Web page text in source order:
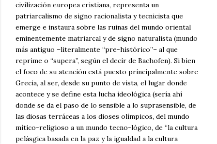
civilización europea cristiana, representa un
patriarcalismo de signo racionalista y tecnicista que
emerge e instaura sobre las ruinas del mundo oriental
eminentemente matriarcal y de signo naturalista (mundo
más antiguo –literalmente “pre-histórico”– al que
reprime o “supera”, según el decir de Bachofen). Si bien
el foco de su atención está puesto principalmente sobre
Grecia, al ser, desde su punto de vista, el lugar donde
acontece y se define esta lucha ideológica (sería ahí
donde se da el paso de lo sensible a lo suprasensible, de
las diosas terráceas a los dioses olímpicos, del mundo
mítico-religioso a un mundo tecno-lógico, de “la cultura
pelásgica basada en la paz y la igualdad a la cultura